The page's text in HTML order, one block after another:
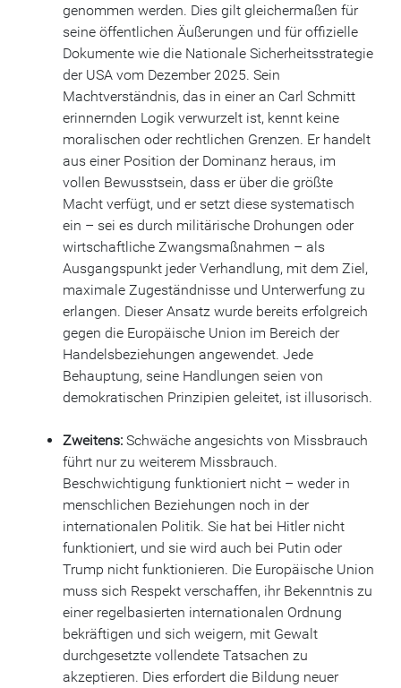
genommen werden. Dies gilt gleichermaßen für
seine öffentlichen Äußerungen und für offizielle
Dokumente wie die Nationale Sicherheitsstrategie
der USA vom Dezember 2025. Sein
Machtverständnis, das in einer an Carl Schmitt
erinnernden Logik verwurzelt ist, kennt keine
moralischen oder rechtlichen Grenzen. Er handelt
aus einer Position der Dominanz heraus, im
vollen Bewusstsein, dass er über die größte
Macht verfügt, und er setzt diese systematisch
ein – sei es durch militärische Drohungen oder
wirtschaftliche Zwangsmaßnahmen – als
Ausgangspunkt jeder Verhandlung, mit dem Ziel,
maximale Zugeständnisse und Unterwerfung zu
erlangen. Dieser Ansatz wurde bereits erfolgreich
gegen die Europäische Union im Bereich der
Handelsbeziehungen angewendet. Jede
Behauptung, seine Handlungen seien von
demokratischen Prinzipien geleitet, ist illusorisch.
Zweitens: Schwäche angesichts von Missbrauch
führt nur zu weiterem Missbrauch.
Beschwichtigung funktioniert nicht – weder in
menschlichen Beziehungen noch in der
internationalen Politik. Sie hat bei Hitler nicht
funktioniert, und sie wird auch bei Putin oder
Trump nicht funktionieren. Die Europäische Union
muss sich Respekt verschaffen, ihr Bekenntnis zu
einer regelbasierten internationalen Ordnung
bekräftigen und sich weigern, mit Gewalt
durchgesetzte vollendete Tatsachen zu
akzeptieren. Dies erfordert die Bildung neuer